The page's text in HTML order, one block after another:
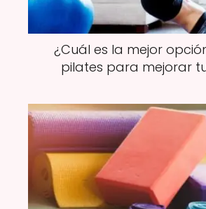
¿Cuál es la mejor
pilates para mejorar